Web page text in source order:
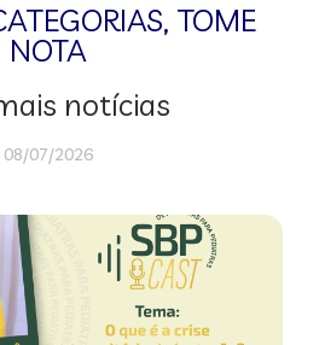
, TOME
NOTA
notícias
08/07/2026